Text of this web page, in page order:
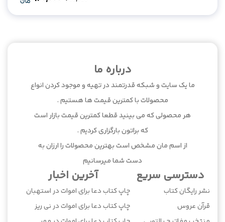
Original
price
Current
price
درباره ما
ما یک سایت و شبکه قدرتمند در تهیه و موجود کردن انواع
محصولات با کمترین قیمت ها هستیم .
هر محصولی که می بینید قطعا کمترین قیمت بازار است
که براتون بارگزاری کردیم .
از اسم مان مشخص است بهترین محصولات را ارزان به
دست شما میرسانیم
دسترسی سریع
نشر رایگان کتاب
قرآن عروس
آخرین اخبار
چاپ کتاب دعا برای اموات در استهبان
چاپ کتاب دعا برای اموات در نی ریز